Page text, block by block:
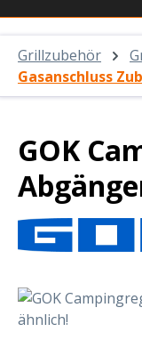
Grillzubehör
Gasanschluss
GOK
Bildergalerie